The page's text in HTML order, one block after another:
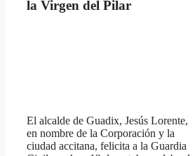
la Virgen del Pilar
El alcalde de Guadix, Jesús Lorente,
en nombre de la Corporación y la
ciudad accitana, felicita a la Guardia